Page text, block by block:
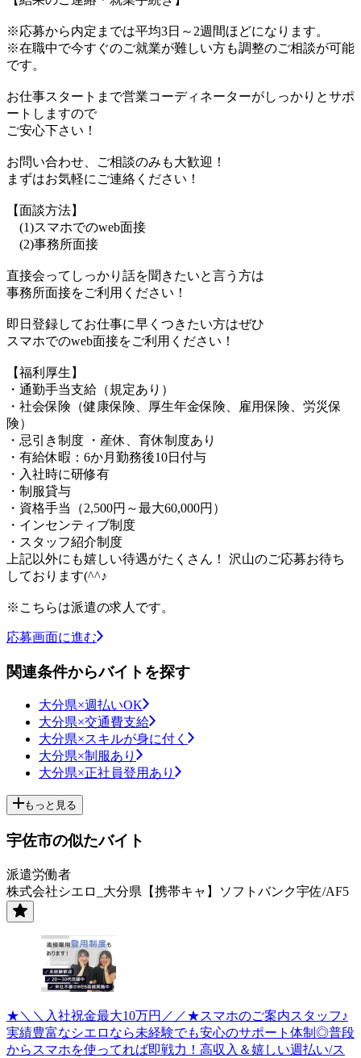
※応募から内定までは平均3日～2週間ほどになります。
※在職中で今すぐのご就業が難しい方も調整のご相談が可能
です。
お仕事スタートまで営業コーディネーターがしっかりとサポ
ートしますので
ご安心下さい！
お問い合わせ、ご相談のみも大歓迎！
まずはお気軽にご連絡ください！
【面談方法】
(1)スマホでのweb面接
(2)事務所面接
直接会ってしっかり話を聞きたいと言う方は
事務所面接をご利用ください！
即日登録してお仕事に早くつきたい方はぜひ
スマホでのweb面接をご利用ください！
【福利厚生】
・通勤手当支給（規定あり）
・社会保険（健康保険、厚生年金保険、雇用保険、労災保
険）
・忌引き制度 ・産休、育休制度あり
・有給休暇：6か月勤務後10日付与
・入社時に研修有
・制服貸与
・資格手当（2,500円～最大60,000円）
・インセンティブ制度
・スタッフ紹介制度
上記以外にも嬉しい待遇がたくさん！ 沢山のご応募お待ち
しております(^^♪
※こちらは派遣の求人です。
応募画面に進む
関連条件からバイトを探す
大分県×週払いOK
大分県×交通費支給
大分県×スキルが身に付く
大分県×制服あり
大分県×正社員登用あり
もっと見る
宇佐市の似たバイト
派遣労働者
株式会社シエロ_大分県【携帯キャ】ソフトバンク宇佐/AF5
★＼＼入社祝金最大10万円／／★スマホのご案内スタッフ♪
実績豊富なシエロなら未経験でも安心のサポート体制◎普段
からスマホを使ってれば即戦力！高収入＆嬉しい週払い/ス